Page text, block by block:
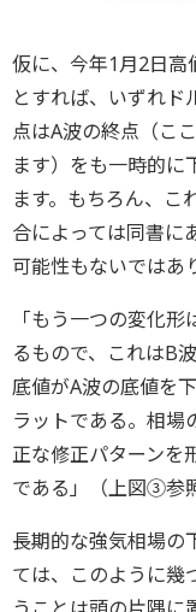
仮に、今年1月2日高
とすれば、いずれド
点はA波の終点（こ
ます）をも一時的に
ます。もちろん、こ
合によっては同書に
可能性もないではあ
「もう一つの変化
るもので、これはB
底値がA波の底値を
ラットである。相場
正な修正パターンを
である」（上図③参
長期的な強気相場の
ては、このように幾